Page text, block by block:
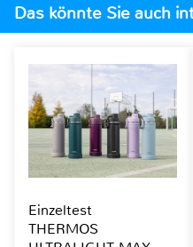
Das könnte Sie auch
Einzeltest
THERMOS